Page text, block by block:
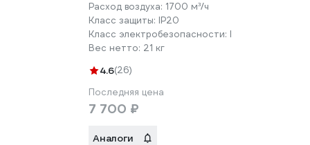
Расход воздуха: 1700 м³/ч
Класс защиты: IP20
Класс электробезопасности: I
Вес нетто: 21 кг
4.6(26)
Последняя цена
7 700 ₽
Аналоги